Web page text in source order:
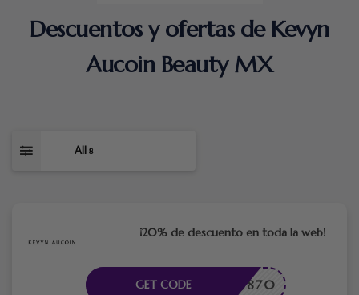
Descuentos y ofertas de Kevyn
Aucoin Beauty MX
All 8
¡20% de descuento en toda la web!
TME43870
GET CODE